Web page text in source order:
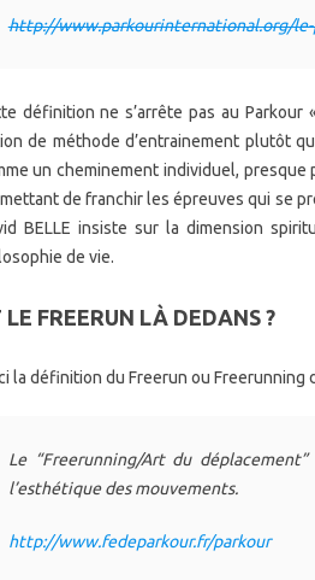
http://www.parkourinternational.org/
définition ne s’arrête pas au
de méthode d’entrainement plutôt
un cheminement individuel,
de franchir les épreuves qui se
BELLE insiste sur la dimension
de vie.
LE FREERUN LÀ DEDANS ?
la définition du Freerun ou Freerunning
Le “Freerunning/Art du
l’esthétique des mouvements.
http://www.fedeparkour.fr/parkour